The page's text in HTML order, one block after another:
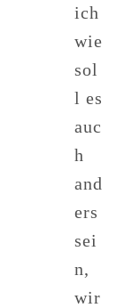
ich
wie
sol
l es
auc
h
and
ers
sei
n,
wir